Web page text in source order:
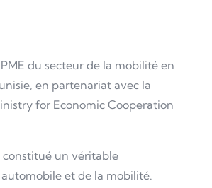
du secteur de la mobilité en
en partenariat avec la
for Economic Cooperation
constitué un véritable
et de la mobilité.